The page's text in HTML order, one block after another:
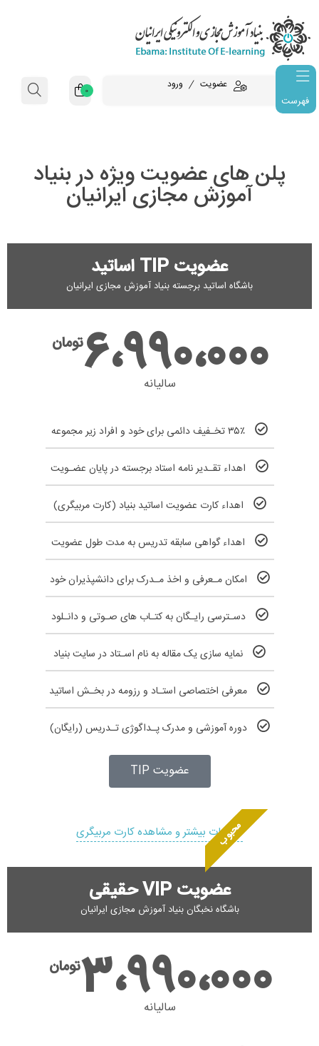
عضویت ورود 0
فهرست
پلن های عضویت ویژه در بنیاد
آموزش مجازی ایرانیان
عضویت TIP اساتید
باشگاه اساتید برجسته بنیاد آموزش مجازی ایرانیان
تومان6،990،000
سالیانه
۳۵٪ تخـفیف دائمی برای خود و افراد زیر مجموعه
اهداء تقـدیر نامه استاد برجسته در پایان عضـویت
اهداء کارت عضویت اساتید بنیاد (کارت مربیگری)
اهداء گواهی سابقه تدریس به مدت طول عضویت
امکان مـعرفی و اخذ مـدرک برای دانشپذیران خود
دسـترسی رایـگان به کتـاب های صـوتی و دانـلود
نمایه سازی یک مقاله به نام اسـتاد در سایت بنیاد
معرفی اختصاصی استـاد و رزومه در بخـش اساتید
دوره آموزشی و مدرک پـداگوژی تـدریس (رایگان)
عضویت TIP
محبوب
اطلاعات بیشتر و مشاهده کارت مربیگری
عضویت VIP حقیقی
باشگاه نخبگان بنیاد آموزش مجازی ایرانیان
تومان3،990،000
سالیانه